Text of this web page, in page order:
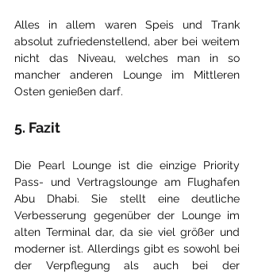
Alles in allem waren Speis und Trank
absolut zufriedenstellend, aber bei weitem
nicht das Niveau, welches man in so
mancher anderen Lounge im Mittleren
Osten genießen darf.
5. Fazit
Die Pearl Lounge ist die einzige Priority
Pass- und Vertragslounge am Flughafen
Abu Dhabi. Sie stellt eine deutliche
Verbesserung gegenüber der Lounge im
alten Terminal dar, da sie viel größer und
moderner ist. Allerdings gibt es sowohl bei
der Verpflegung als auch bei der